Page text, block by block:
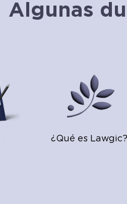
Algunas
¿Qué es Lawgic?